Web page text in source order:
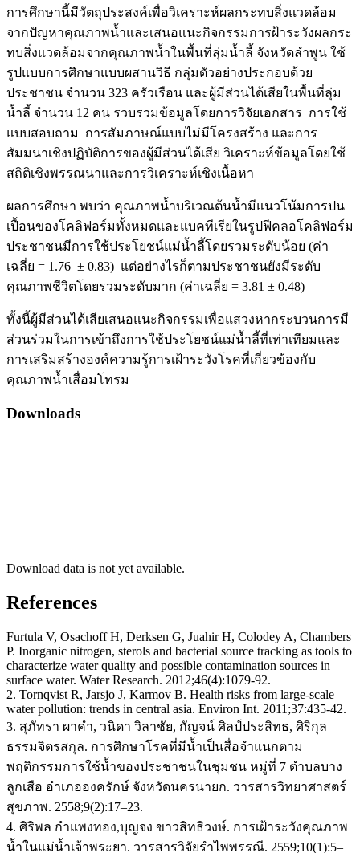
การศึกษานี้มีวัตถุประสงค์เพื่อวิเคราะห์ผลกระทบสิ่งแวดล้อม
จากปัญหาคุณภาพน้ำและเสนอแนะกิจกรรมการฝ้าระวังผลกระ
ทบสิ่งแวดล้อมจากคุณภาพน้ำในพื้นที่ลุ่มน้ำลี้ จังหวัดลำพูน ใช้
รูปแบบการศึกษาแบบผสานวิธี กลุ่มตัวอย่างประกอบด้วย
ประชาชน จำนวน 323 ครัวเรือน และผู้มีส่วนได้เสียในพื้นที่ลุ่ม
น้ำลี้ จำนวน 12 คน รวบรวมข้อมูลโดยการวิจัยเอกสาร การใช้
แบบสอบถาม การสัมภาษณ์แบบไม่มีโครงสร้าง และการ
สัมมนาเชิงปฏิบัติการของผู้มีส่วนได้เสีย วิเคราะห์ข้อมูลโดยใช้
สถิติเชิงพรรณนาและการวิเคราะห์เชิงเนื้อหา
ผลการศึกษา พบว่า คุณภาพน้ำบริเวณต้นน้ำมีแนวโน้มการปน
เปื้อนของโคลิฟอร์มทั้งหมดและแบคทีเรียในรูปฟีคลอโคลิฟอร์ม
ประชาชนมีการใช้ประโยชน์แม่น้ำลี้โดยรวมระดับน้อย (ค่า
เฉลี่ย = 1.76 ± 0.83) แต่อย่างไรก็ตามประชาชนยังมีระดับ
คุณภาพชีวิตโดยรวมระดับมาก (ค่าเฉลี่ย = 3.81 ± 0.48)
ทั้งนี้ผู้มีส่วนได้เสียเสนอแนะกิจกรรมเพื่อแสวงหากระบวนการมี
ส่วนร่วมในการเข้าถึงการใช้ประโยชน์แม่น้ำลี้ที่เท่าเทียมและ
การเสริมสร้างองค์ความรู้การเฝ้าระวังโรคที่เกี่ยวข้องกับ
คุณภาพน้ำเสื่อมโทรม
Downloads
Download data is not yet available.
References
Furtula V, Osachoff H, Derksen G, Juahir H, Colodey A, Chambers
P. Inorganic nitrogen, sterols and bacterial source tracking as tools to
characterize water quality and possible contamination sources in
surface water. Water Research. 2012;46(4):1079-92.
2. Tornqvist R, Jarsjo J, Karmov B. Health risks from large-scale
water pollution: trends in central asia. Environ Int. 2011;37:435-42.
3. สุภัทรา ผาคำ, วนิดา วิลาชัย, กัญจน์ ศิลป์ประสิทธ, ศิริกุล
ธรรมจิตรสกุล. การศึกษาโรคที่มีน้ำเป็นสื่อจำแนกตาม
พฤติกรรมการใช้น้ำของประชาชนในชุมชน หมู่ที่ 7 ตำบลบาง
ลูกเสือ อำเภอองครักษ์ จังหวัดนครนายก. วารสารวิทยาศาสตร์
สุขภาพ. 2558;9(2):17–23.
4. ศิริพล กำแพงทอง,บุญจง ขาวสิทธิวงษ์. การเฝ้าระวังคุณภาพ
น้ำในแม่น้ำเจ้าพระยา. วารสารวิจัยรำไพพรรณี. 2559;10(1):5–